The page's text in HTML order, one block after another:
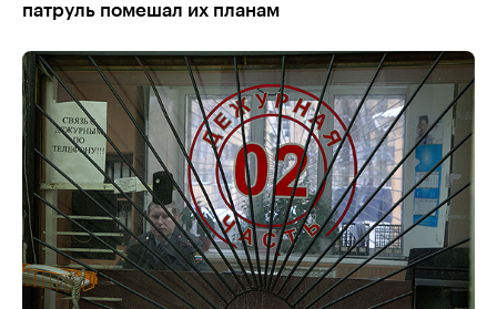
патруль помешал их планам